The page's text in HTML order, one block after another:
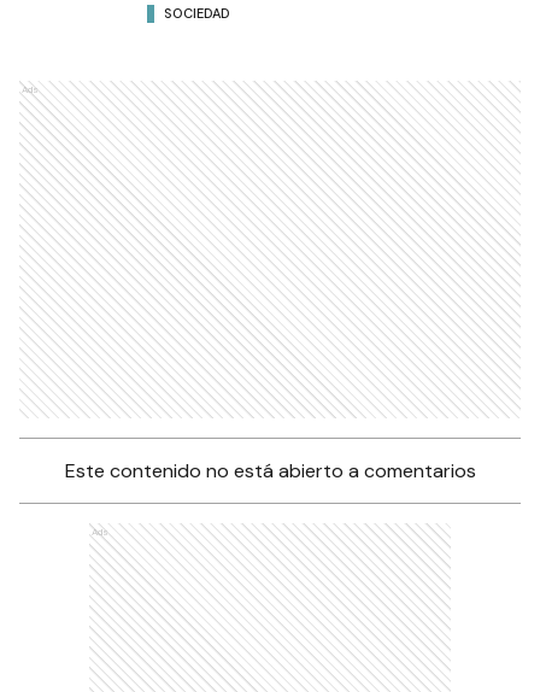
SOCIEDAD
Ads
Este contenido no está abierto a comentarios
Ads